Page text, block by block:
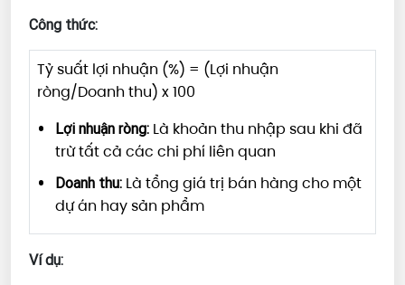
Công thức:
Tỷ suất lợi nhuận (%) = (Lợi nhuận
ròng/Doanh thu) x 100
Lợi nhuận ròng: Là khoản thu nhập sau khi đã
trừ tất cả các chi phí liên quan
Doanh thu: Là tổng giá trị bán hàng cho một
dự án hay sản phẩm
Ví dụ: